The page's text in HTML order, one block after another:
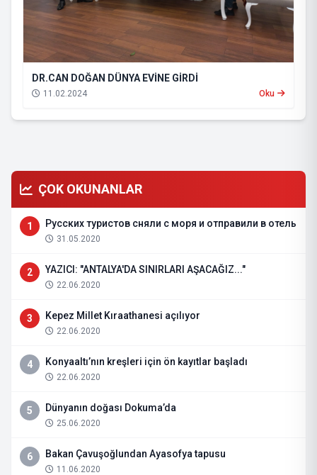
DR.CAN DOĞAN DÜNYA EVİNE GİRDİ
11.02.2024 Oku
ÇOK OKUNANLAR
1 Русских туристов сняли с моря и отправили в отель
31.05.2020
2 YAZICI: "ANTALYA'DA SINIRLARI AŞACAĞIZ..."
22.06.2020
3 Kepez Millet Kıraathanesi açılıyor
22.06.2020
4 Konyaaltı’nın kreşleri için ön kayıtlar başladı
22.06.2020
5 Dünyanın doğası Dokuma’da
25.06.2020
6 Bakan Çavuşoğlundan Ayasofya tapusu
11.06.2020